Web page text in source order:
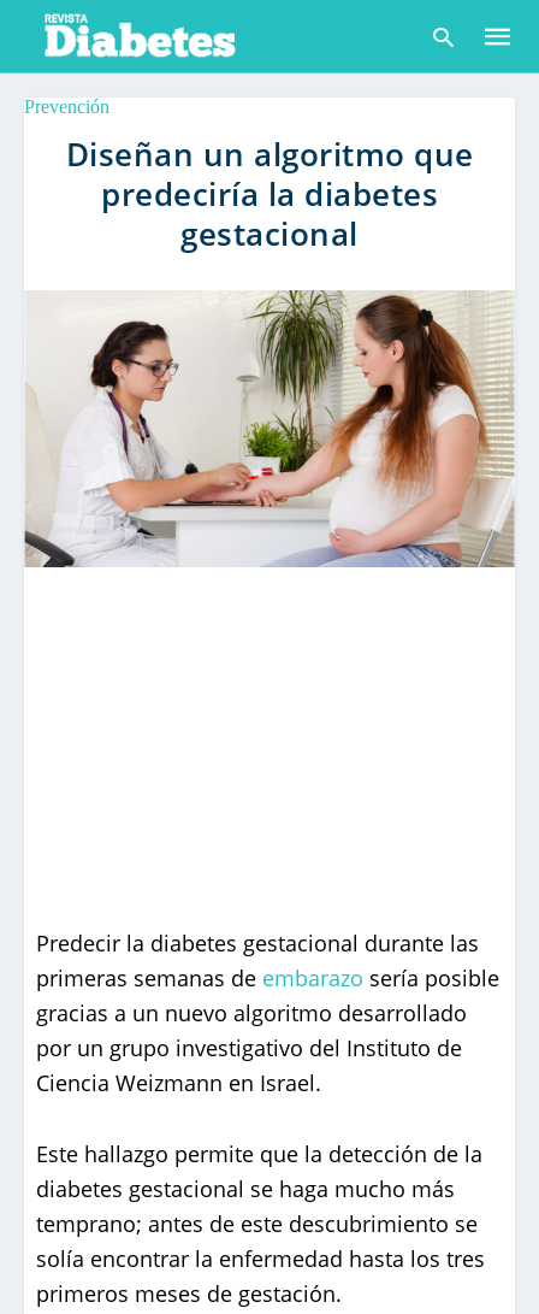
Prevención
Diseñan un algoritmo que
predeciría la diabetes
gestacional
Predecir la diabetes gestacional durante las
primeras semanas de embarazo sería posible
gracias a un nuevo algoritmo desarrollado
por un grupo investigativo del Instituto de
Ciencia Weizmann en Israel.
Este hallazgo permite que la detección de la
diabetes gestacional se haga mucho más
temprano; antes de este descubrimiento se
solía encontrar la enfermedad hasta los tres
primeros meses de gestación.